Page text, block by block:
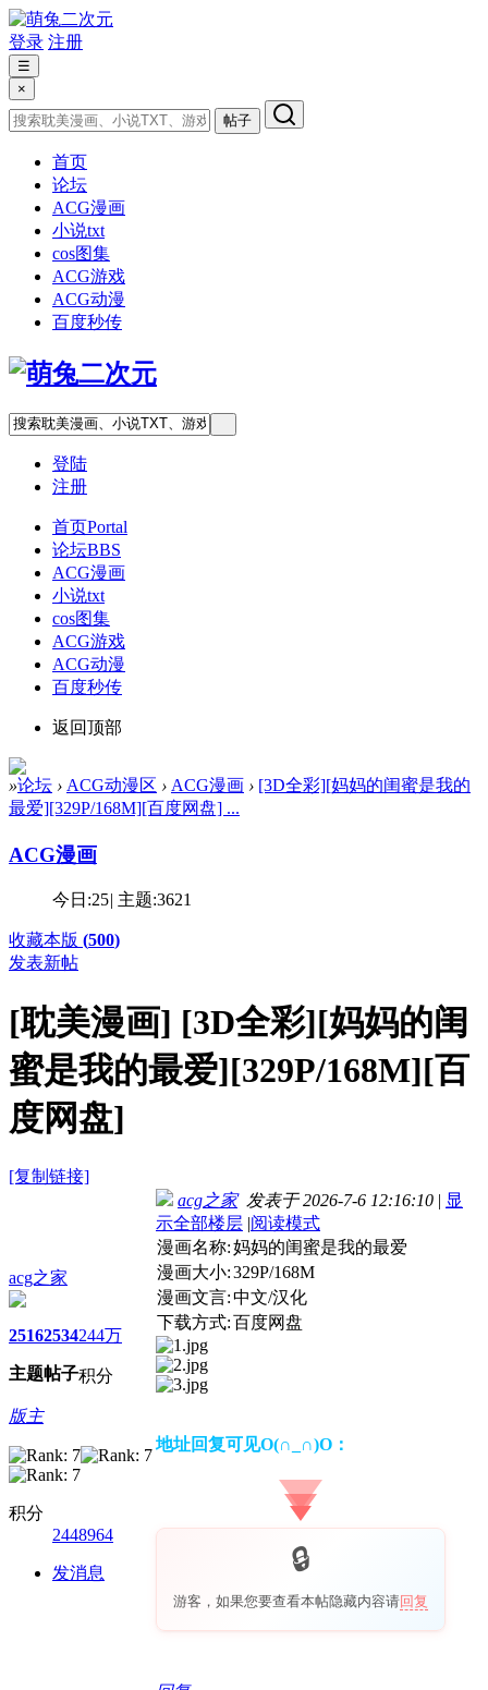
登录 注册
☰
×
帖子
首页
论坛
ACG漫画
小说txt
cos图集
ACG游戏
ACG动漫
百度秒传
登陆
注册
首页Portal
论坛BBS
ACG漫画
小说txt
cos图集
ACG游戏
ACG动漫
百度秒传
返回顶部
»论坛 › ACG动漫区 › ACG漫画 › [3D全彩][妈妈的闺蜜是我的
最爱][329P/168M][百度网盘] ...
ACG漫画
今日:25| 主题:3621
收藏本版 (500)
发表新帖
[耽美漫画] [3D全彩][妈妈的闺
蜜是我的最爱][329P/168M][百
度网盘]
[复制链接]
acg之家
2516
主题
2534
帖子
244万
积分
版主
积分
2448964
发消息
acg之家发表于 2026-7-6 12:16:10 | 显
示全部楼层 |阅读模式
漫画名称:妈妈的闺蜜是我的最爱
漫画大小:329P/168M
漫画文言:中文/汉化
下载方式:百度网盘
地址回复可见O(∩_∩)O：
游客，如果您要查看本帖隐藏内容请回复